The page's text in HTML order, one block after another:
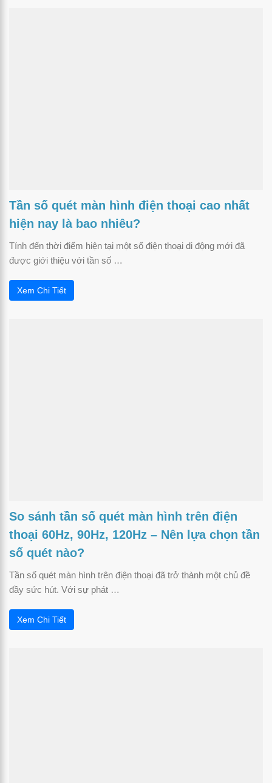
Tần số quét màn hình điện thoại cao nhất
hiện nay là bao nhiêu?
Tính đến thời điểm hiện tại một số điện thoại di động mới đã
được giới thiệu với tần số …
Xem Chi Tiết
So sánh tần số quét màn hình trên điện
thoại 60Hz, 90Hz, 120Hz – Nên lựa chọn tần
số quét nào?
Tần số quét màn hình trên điện thoại đã trở thành một chủ đề
đầy sức hút. Với sự phát …
Xem Chi Tiết